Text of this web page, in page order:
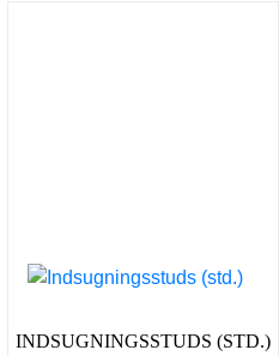
INDSUGNINGSSTUDS (STD.)